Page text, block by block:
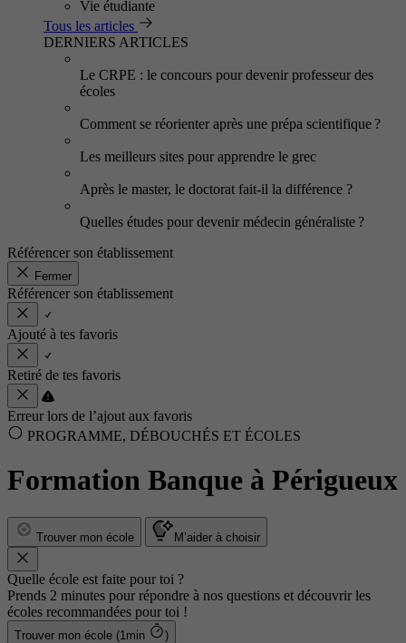
Vie étudiante
Tous les articles
DERNIERS ARTICLES
Le CRPE : le concours pour devenir professeur des
écoles
Comment se réorienter après une prépa scientifique ?
Les meilleurs sites pour apprendre le grec
Après le master, le doctorat fait-il la différence ?
Quelles études pour devenir médecin généraliste ?
Référencer son établissement
Fermer
Référencer son établissement
Ajouté à tes favoris
Retiré de tes favoris
Erreur lors de l’ajout aux favoris
PROGRAMME, DÉBOUCHÉS ET ÉCOLES
Formation Banque à Périgueux
Trouver mon école M’aider à choisir
Quelle école est faite pour toi ?
Prends 2 minutes pour répondre à nos questions et découvrir les
écoles recommandées pour toi !
Trouver mon école (1min )